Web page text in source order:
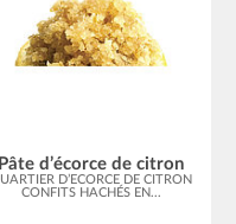
Pâte d’écorce de citron
D’ECORCE DE CITRON
CONFITS HACHÉS EN...